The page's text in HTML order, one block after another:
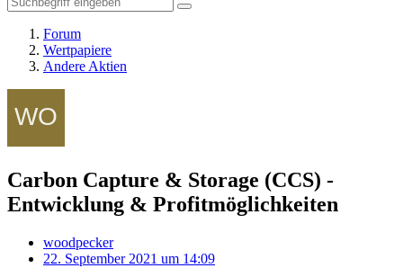
Forum
Wertpapiere
Andere Aktien
Carbon Capture & Storage (CCS) -
Entwicklung & Profitmöglichkeiten
woodpecker
22. September 2021 um 14:09